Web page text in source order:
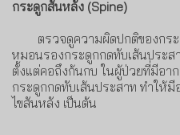
กระดูกสันหลัง (Spine)
ตรวจดูความผิดปกติของกระ
หมอนรองกระดูกกดทับเส้นประ
ตั้งแต่คอถึงก้นกบ ในผู้ป่วยที่มีอา
กระดูกกดทับเส้นประสาท ทำให้มี
ไขสันหลัง เป็นต้น